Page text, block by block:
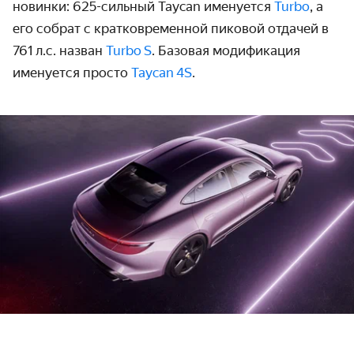
новинки: 625-сильный Taycan именуется Turbo, а
его собрат с кратко­временной пиковой отдачей в
761 л.с. назван Turbo S. Базовая модификация
именуется просто Taycan 4S.